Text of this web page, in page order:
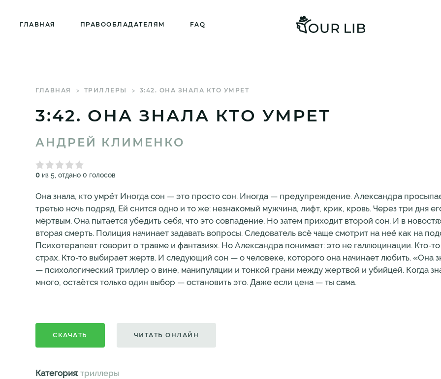
ГЛАВНАЯ ПРАВООБЛАДАТЕЛЯМ FAQ
ГЛАВНАЯ ТРИЛЛЕРЫ 3:42. ОНА ЗНАЛА КТО УМРЕТ
3:42. ОНА ЗНАЛА КТО УМРЕТ
АНДРЕЙ КЛИМЕНКО
0 из 5, отдано 0 голосов
Она знала, кто умрёт Иногда сон — это просто сон. Иногда — предупреждение. Александра
третью ночь подряд. Ей снится одно и то же: незнакомый мужчина, лифт, крик, кровь. Через три дня
мёртвым. Она пытается убедить себя, что это совпадение. Но затем приходит второй сон. И в
вторая смерть. Полиция начинает задавать вопросы. Следователь всё чаще смотрит на неё как на
Психотерапевт говорит о травме и фантазиях. Но Александра понимает: это не галлюцинации. Кто-
страх. Кто-то выбирает жертв. И следующий сон — о человеке, которого она начинает любить. «Она
— психологический триллер о вине, манипуляции и тонкой грани между жертвой и убийцей. Когда
много, остаётся только один выбор — остановить это. Даже если цена — ты сама.
СКАЧАТЬ ЧИТАТЬ ОНЛАЙН
Категория: триллеры